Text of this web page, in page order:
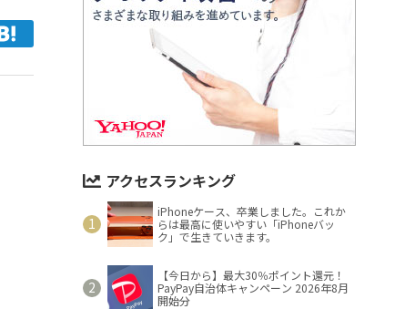
アクセスランキング
iPhoneケース、卒業しました。これか
らは最高に使いやすい「iPhoneバッ
ク」で生きていきます。
【今日から】最大30％ポイント還元！
PayPay自治体キャンペーン 2026年8月
開始分